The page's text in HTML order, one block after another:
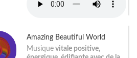
Amazing Beautiful World
Musiquevitale positive,